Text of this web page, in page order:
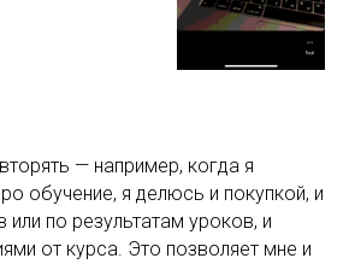
— например, когда я
обучение, я делюсь и покупкой, и
по результатам уроков, и
от курса. Это позволяет мне и